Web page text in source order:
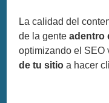
La calidad del
de la genteadentro
optimizando el
de tu sitioa hacer